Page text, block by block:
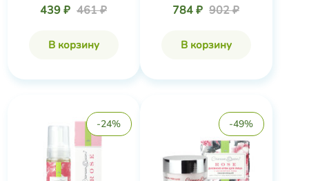
439 ₽ 461 ₽
В корзину
784 ₽ 902 ₽
В корзину
-24% -49%